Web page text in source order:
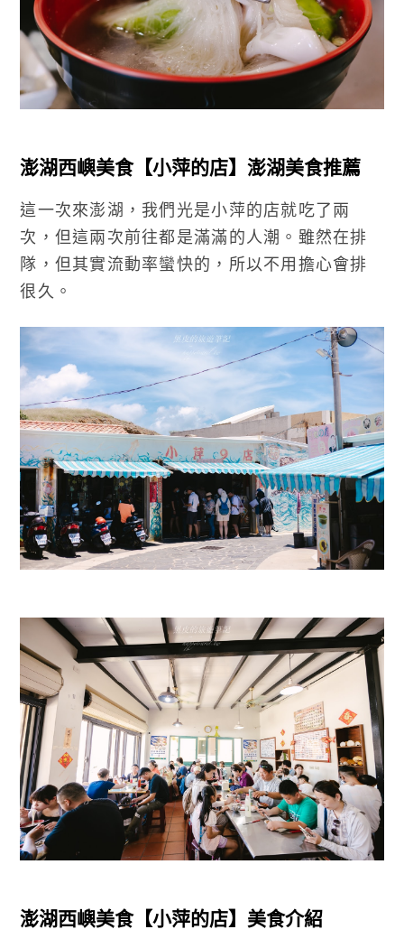
澎湖西嶼美食【小萍的店】澎湖美食推薦
這一次來澎湖，我們光是小萍的店就吃了兩
次，但這兩次前往都是滿滿的人潮。雖然在排
隊，但其實流動率蠻快的，所以不用擔心會排
很久。
澎湖西嶼美食【小萍的店】美食介紹